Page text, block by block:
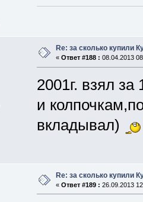
Re: за сколько купили
« Ответ #188 : 08.04.2013
2001г. взял
и
вкладывал)
Re: за сколько купили
« Ответ #189 : 26.09.2013